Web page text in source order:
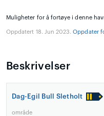
Muligheter for å fortøye i denne
Oppdatert 18. Jun 2023.Oppdater
Beskrivelser
Dag-Egil Bull Sletholt
område